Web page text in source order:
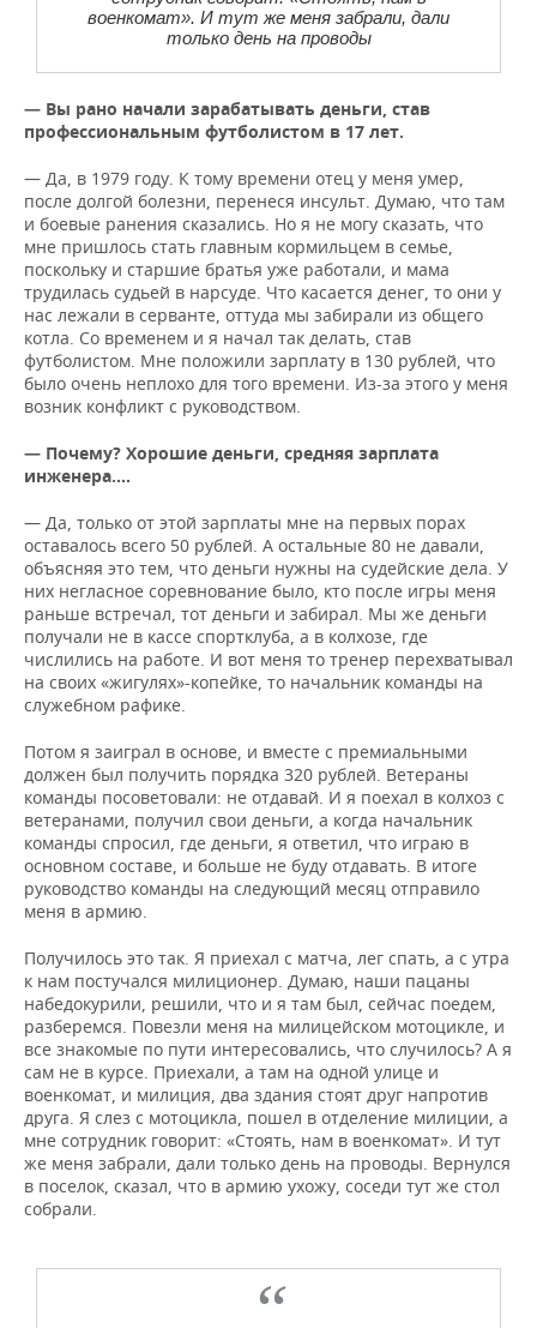
военкомат». И тут же меня забрали, дали
только день на проводы
— Вы рано начали зарабатывать деньги, став
профессиональным футболистом в 17 лет.
— Да, в 1979 году. К тому времени отец у меня умер,
после долгой болезни, перенеся инсульт. Думаю, что там
и боевые ранения сказались. Но я не могу сказать, что
мне пришлось стать главным кормильцем в семье,
поскольку и старшие братья уже работали, и мама
трудилась судьей в нарсуде. Что касается денег, то они у
нас лежали в серванте, оттуда мы забирали из общего
котла. Со временем и я начал так делать, став
футболистом. Мне положили зарплату в 130 рублей, что
было очень неплохо для того времени. Из-за этого у меня
возник конфликт с руководством.
— Почему? Хорошие деньги, средняя зарплата
инженера.…
— Да, только от этой зарплаты мне на первых порах
оставалось всего 50 рублей. А остальные 80 не давали,
объясняя это тем, что деньги нужны на судейские дела. У
них негласное соревнование было, кто после игры меня
раньше встречал, тот деньги и забирал. Мы же деньги
получали не в кассе спортклуба, а в колхозе, где
числились на работе. И вот меня то тренер перехватывал
на своих «жигулях»-копейке, то начальник команды на
служебном рафике.
Потом я заиграл в основе, и вместе с премиальными
должен был получить порядка 320 рублей. Ветераны
команды посоветовали: не отдавай. И я поехал в колхоз с
ветеранами, получил свои деньги, а когда начальник
команды спросил, где деньги, я ответил, что играю в
основном составе, и больше не буду отдавать. В итоге
руководство команды на следующий месяц отправило
меня в армию.
Получилось это так. Я приехал с матча, лег спать, а с утра
к нам постучался милиционер. Думаю, наши пацаны
набедокурили, решили, что и я там был, сейчас поедем,
разберемся. Повезли меня на милицейском мотоцикле, и
все знакомые по пути интересовались, что случилось? А я
сам не в курсе. Приехали, а там на одной улице и
военкомат, и милиция, два здания стоят друг напротив
друга. Я слез с мотоцикла, пошел в отделение милиции, а
мне сотрудник говорит: «Стоять, нам в военкомат». И тут
же меня забрали, дали только день на проводы. Вернулся
в поселок, сказал, что в армию ухожу, соседи тут же стол
собрали.